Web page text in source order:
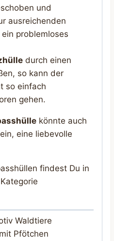
und
ausreichenden
problemloses
durch einen
so kann der
so einfach
gehen.
könnte auch
eine liebevolle
findest Du in
Waldtiere
Pfötchen